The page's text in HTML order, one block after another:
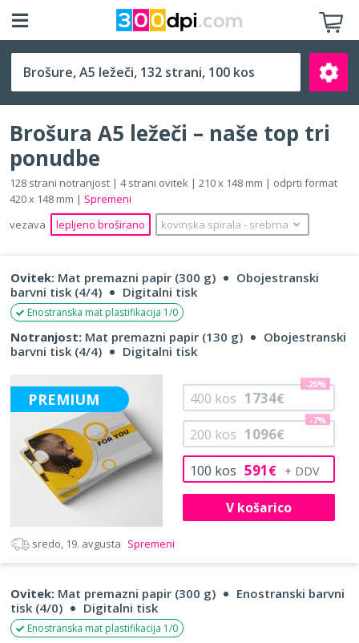
A5 ležeči (210 x 148 mm)
Išči
Brošura A5 ležeči – naše top tri
ponudbe
128 strani notranjost | 4 strani ovitek | 210 x 148 mm | odprti format
420 x 148 mm | Spremeni
vezava
lepljeno broširano kovinska spirala ‐ srebrna
Ovitek: Mat premazni papir (300 g)
Obojestranski
barvni tisk (4/4)
Digitalni tisk
Enostranska mat plastifikacija 1/0
Notranjost: Mat premazni papir (130 g)
Obojestranski
barvni tisk (4/4)
Digitalni tisk
PREMIUM
100 kos 591€
200 kos 1096€
-7%
400 kos 1734€
-26%
V košarico
sredo, 19. avgusta Spremeni
Ovitek: Mat premazni papir (300 g)
Enostranski barvni
tisk (4/0)
Digitalni tisk
Enostranska mat plastifikacija 1/0